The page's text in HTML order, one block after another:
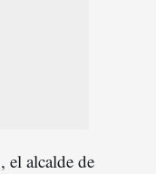
el alcalde de